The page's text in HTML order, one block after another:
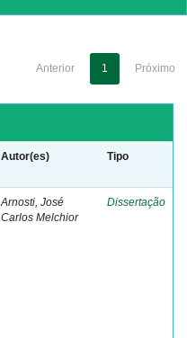
Anterior 1 Próximo
Autor(es) Tipo
Arnosti, José
Carlos Melchior
Dissertação